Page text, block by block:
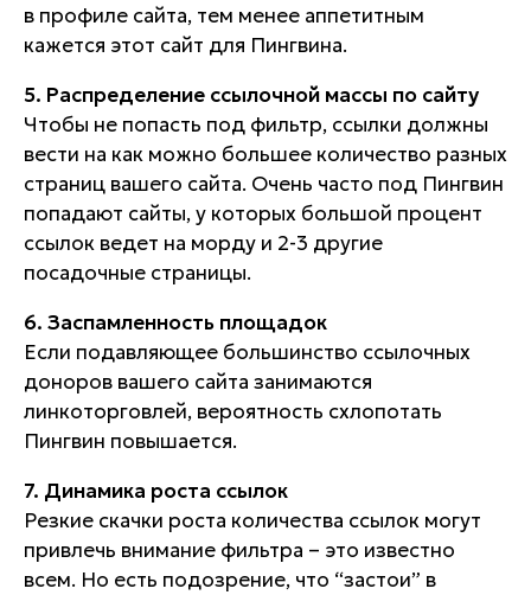
в профиле сайта, тем менее аппетитным
кажется этот сайт для Пингвина.
5. Распределение ссылочной массы по сайту
Чтобы не попасть под фильтр, ссылки должны
вести на как можно большее количество разных
страниц вашего сайта. Очень часто под Пингвин
попадают сайты, у которых большой процент
ссылок ведет на морду и 2-3 другие
посадочные страницы.
6. Заспамленность площадок
Если подавляющее большинство ссылочных
доноров вашего сайта занимаются
линкоторговлей, вероятность схлопотать
Пингвин повышается.
7. Динамика роста ссылок
Резкие скачки роста количества ссылок могут
привлечь внимание фильтра – это известно
всем. Но есть подозрение, что “застои” в